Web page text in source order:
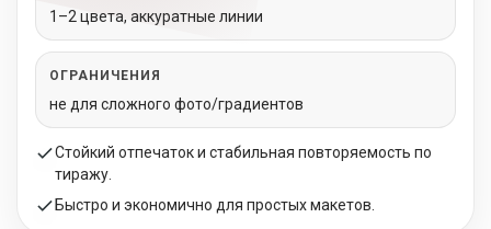
1–2 цвета, аккуратные линии
ОГРАНИЧЕНИЯ
не для сложного фото/градиентов
Стойкий отпечаток и стабильная повторяемость по
тиражу.
Быстро и экономично для простых макетов.